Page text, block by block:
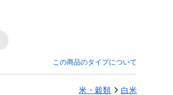
この商品のタイプについて
米・穀類 白米